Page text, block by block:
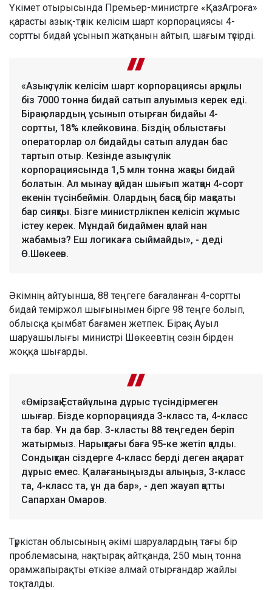
Үкімет отырысында Премьер-министрге «ҚазАгроға»
қарасты азық-түлік келісім шарт корпорациясы 4-
сортты бидай ұсынып жатқанын айтып, шағым түсірді.
«Азық-түлік келісім шарт корпорациясы арқылы
біз 7000 тонна бидай сатып алуымыз керек еді.
Бірақ олардың ұсынып отырған бидайы 4-
сортты, 18% клейковина. Біздің облыстағы
операторлар ол бидайды сатып алудан бас
тартып отыр. Кезінде азық-түлік
корпорациясында 1,5 млн тонна жақсы бидай
болатын. Ал мынау қайдан шығып жатқан 4-сорт
екенін түсінбеймін. Олардың басқа бір мақсаты
бар сияқты. Бізге министрлікпен келісіп жұмыс
істеу керек. Мұндай бидаймен қалай нан
жабамыз? Еш логикаға сыймайды», - деді
Ө.Шөкеев.
Әкімнің айтуынша, 88 теңгеге бағаланған 4-сортты
бидай теміржол шығынымен бірге 98 теңге болып,
облысқа қымбат бағамен жетпек. Бірақ Ауыл
шаруашылығы министрі Шөкеевтің сөзін бірден
жоққа шығарды.
«Өмірзақ Естайұлына дұрыс түсіндірмеген
шығар. Бізде корпорацияда 3-класс та, 4-класс
та бар. Ұн да бар. 3-класты 88 теңгеден беріп
жатырмыз. Нарықтағы баға 95-ке жетіп қалды.
Сондықтан сіздерге 4-класс берді деген ақпарат
дұрыс емес. Қалағаныңызды алыңыз, 3-класс
та, 4-класс та, ұн да бар», - деп жауап қатты
Сапархан Омаров.
Түркістан облысының әкімі шаруалардың тағы бір
проблемасына, нақтырақ айтқанда, 250 мың тонна
орамжапырақты өткізе алмай отырғандар жайлы
тоқталды.